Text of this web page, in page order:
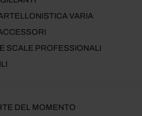
VARIA
SCALE PROFESSIONALI
DEL MOMENTO